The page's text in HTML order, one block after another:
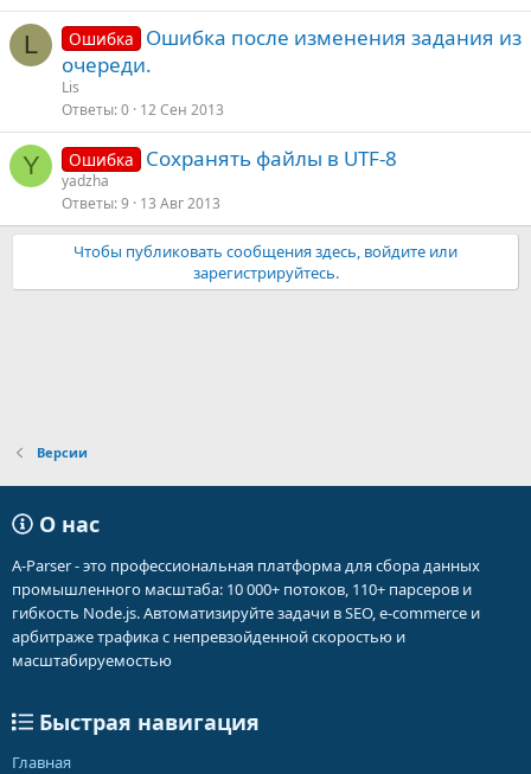
L Ошибка
Ошибка после изменения задания из
очереди.
Lis
Ответы 0 12 Сен 2013
Y Ошибка Сохранять файлы в UTF-8
yadzha
Ответы 9 13 Авг 2013
Чтобы публиковать сообщения здесь, войдите или
зарегистрируйтесь.
Версии
О нас
A-Parser - это профессиональная платформа для сбора данных
промышленного масштаба: 10 000+ потоков, 110+ парсеров и
гибкость Node.js. Автоматизируйте задачи в SEO, e-commerce и
арбитраже трафика с непревзойденной скоростью и
масштабируемостью
Быстрая навигация
Главная